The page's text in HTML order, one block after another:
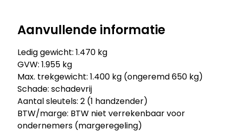
Aanvullende informatie
Ledig gewicht: 1.470 kg
GVW: 1.955 kg
Max. trekgewicht: 1.400 kg (ongeremd 650 kg)
Schade: schadevrij
Aantal sleutels: 2 (1 handzender)
BTW/marge: BTW niet verrekenbaar voor
ondernemers (margeregeling)